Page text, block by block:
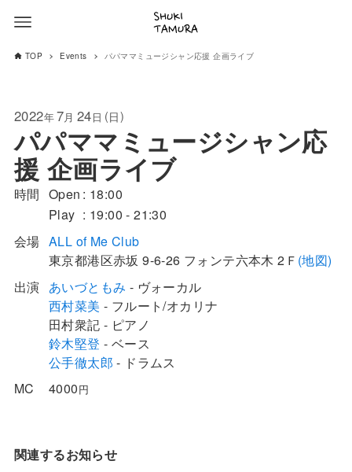
TOP Events パパママミュージシャン応援 企画ライブ
2022年7月 24日 (日)
パパママミュージシャン応
援 企画ライブ
時間 Open
18:00
Play
19:00 - 21:30
会場 ALL of Me Club
東京都港区赤坂 9-6-26 フォンテ六本木 2Ｆ (地図)
出演 あいづともみ - ヴォーカル
西村菜美 - フルート/オカリナ
田村衆記 - ピアノ
鈴木堅登 - ベース
公手徹太郎 - ドラムス
MC
4000円
関連するお知らせ